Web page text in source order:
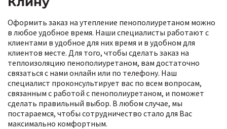
Оформить заказ на утепление пенополиуретаном можно
в любое удобное время. Наши специалисты работают с
клиентами в удобное для них время и в удобном для
клиентов месте. Для того, чтобы сделать заказ на
теплоизоляцию пенополиуретаном, вам достаточно
связаться с нами онлайн или по телефону. Наш
специалист проконсультирует вас по всем вопросам,
связанным с работой с пенополиуретаном, и поможет
сделать правильный выбор. В любом случае, мы
постараемся, чтобы сотрудничество стало для Вас
максимально комфортным.